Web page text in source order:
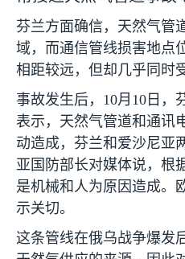
芬兰方面确信，天然气管
域，而通信管线损害地点
相距较远，但却几乎同时
事故发生后， 10月 10 日，
表示，天然气管道和通讯
动造成，芬兰和爱沙尼亚
亚国防部长对媒体说，根
是机械和人为原因造成。
示关切。
这条管线在俄乌战争爆发